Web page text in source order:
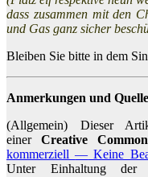
dass zusammen mit den
und Gas ganz sicher
Bleiben Sie bitte in dem
Anmerkungen und
(Allgemein) Dieser
einerCreative
kommerziell— Keine
Unter Einhaltung der